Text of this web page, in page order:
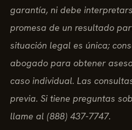
garantía, ni debe
promesa de un resultado
situación legal es única;
abogado para obtener
caso individual. Las
previa. Si tiene preguntas
llame al (888) 437-7747.